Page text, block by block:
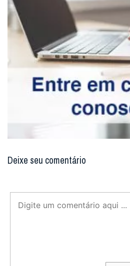
Deixe seu comentário